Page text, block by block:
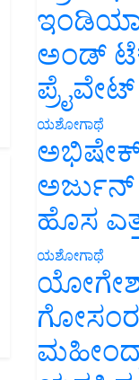
ಅಂಡ್
ಯಶೋಗಾಥೆ
ಅಭಿಷೇಕ್
ಅರ್ಜುನ್
ಹೊಸ
ಯಶೋಗಾಥೆ